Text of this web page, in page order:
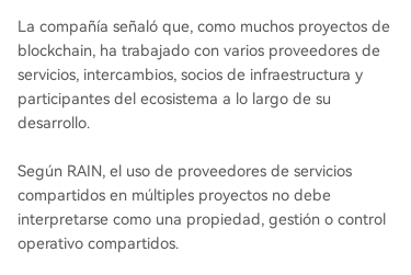
La compañía señaló que, como muchos proyectos de
blockchain, ha trabajado con varios proveedores de
servicios, intercambios, socios de infraestructura y
participantes del ecosistema a lo largo de su
desarrollo.
Según RAIN, el uso de proveedores de servicios
compartidos en múltiples proyectos no debe
interpretarse como una propiedad, gestión o control
operativo compartidos.